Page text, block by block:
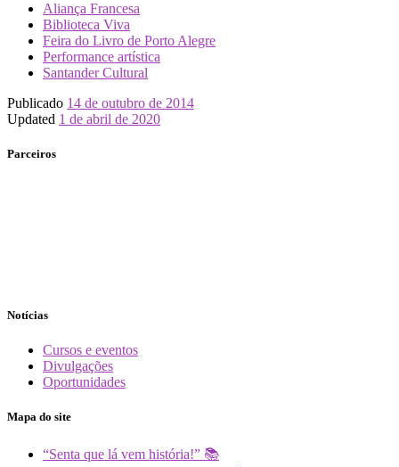
Aliança Francesa
Biblioteca Viva
Feira do Livro de Porto Alegre
Performance artística
Santander Cultural
Publicado 14 de outubro de 2014
Updated 1 de abril de 2020
Parceiros
Notícias
Cursos e eventos
Divulgações
Oportunidades
Mapa do site
“Senta que lá vem história!” 📚